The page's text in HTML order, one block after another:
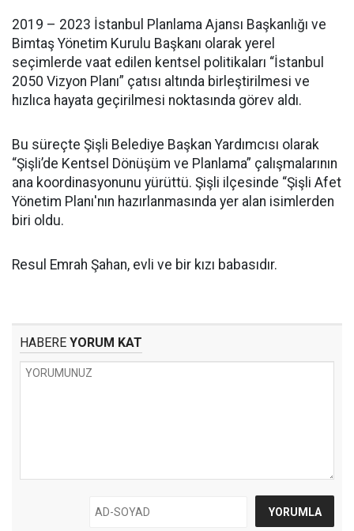
2019 – 2023 İstanbul Planlama Ajansı Başkanlığı ve
Bimtaş Yönetim Kurulu Başkanı olarak yerel
seçimlerde vaat edilen kentsel politikaları “İstanbul
2050 Vizyon Planı” çatısı altında birleştirilmesi ve
hızlıca hayata geçirilmesi noktasında görev aldı.
Bu süreçte Şişli Belediye Başkan Yardımcısı olarak
“Şişli’de Kentsel Dönüşüm ve Planlama” çalışmalarının
ana koordinasyonunu yürüttü. Şişli ilçesinde “Şişli Afet
Yönetim Planı'nın hazırlanmasında yer alan isimlerden
biri oldu.
Resul Emrah Şahan, evli ve bir kızı babasıdır.
HABERE YORUM KAT